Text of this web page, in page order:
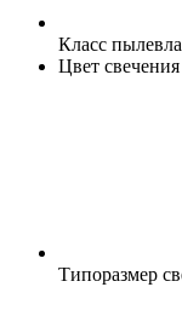
Класс
Цвет свечения
Типоразмер